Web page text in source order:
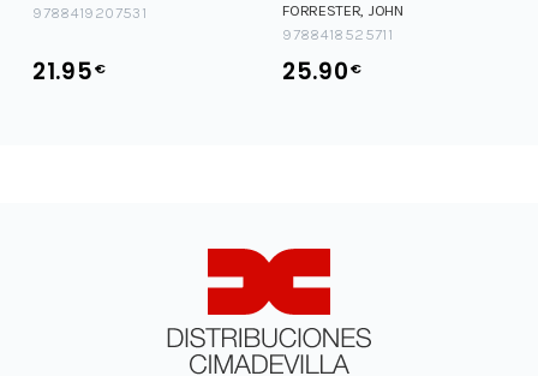
9788419207531
21.95€
FORRESTER, JOHN
9788418525711
25.90€